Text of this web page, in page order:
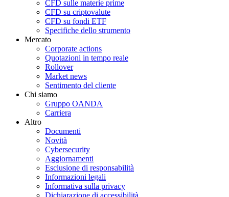
CFD sulle materie prime
CFD su criptovalute
CFD su fondi ETF
Specifiche dello strumento
Mercato
Corporate actions
Quotazioni in tempo reale
Rollover
Market news
Sentimento del cliente
Chi siamo
Gruppo OANDA
Carriera
Altro
Documenti
Novità
Cybersecurity
Aggiornamenti
Esclusione di responsabilità
Informazioni legali
Informativa sulla privacy
Dichiarazione di accessibilità